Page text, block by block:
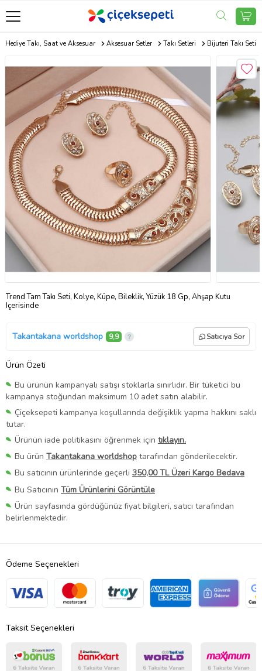
Hediye Takı, Saat ve Aksesuar Aksesuar Setler Takı Setleri Bijuteri Takı Seti
Trend Tam Takı Seti, Kolye, Küpe, Bileklik, Yüzük 18 Gp, Ahşap Kutu
Içerisinde
Takantakana worldshop 9,9 Satıcıya Sor
Ürün Özeti
Bu ürünün kampanyalı satışı stoklarla sınırlıdır. Bir tüketici bu
kampanya stoğundan maksimum 10 adet satın alabilir.
Çiçeksepeti kampanya koşullarında değişiklik yapma hakkını saklı
tutar.
Ürünün iade politikasını öğrenmek için tıklayın.
Bu ürün Takantakana worldshop tarafından gönderilecektir.
Bu satıcının ürünlerinde geçerli 350,00 TL Üzeri Kargo Bedava
Bu Satıcının Tüm Ürünlerini Görüntüle
Ürün sayfasında gördüğünüz fiyat bilgileri, satıcı tarafından
belirlenmektedir.
Ödeme Seçenekleri
Taksit Seçenekleri